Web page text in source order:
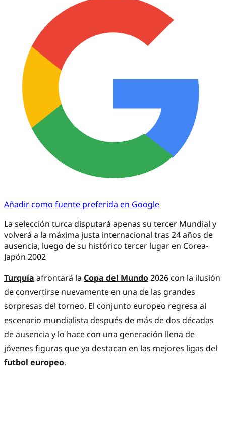
Añadir como fuente preferida en Google
La selección turca disputará apenas su tercer Mundial y
volverá a la máxima justa internacional tras 24 años de
ausencia, luego de su histórico tercer lugar en Corea-
Japón 2002
Turquía afrontará la Copa del Mundo2026 con la ilusión
de convertirse nuevamente en una de las grandes
sorpresas del torneo. El conjunto europeo regresa al
escenario mundialista después de más de dos décadas
de ausencia y lo hace con una generación llena de
jóvenes figuras que ya destacan en las mejores ligas del
futbol europeo.